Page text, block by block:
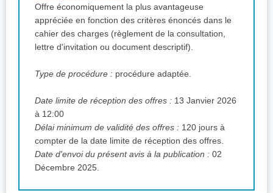
Offre économiquement la plus avantageuse
appréciée en fonction des critères énoncés dans le
cahier des charges (règlement de la consultation,
lettre d'invitation ou document descriptif).
Type de procédure : procédure adaptée.
Date limite de réception des offres : 13 Janvier 2026
à 12:00
Délai minimum de validité des offres : 120 jours à
compter de la date limite de réception des offres.
Date d'envoi du présent avis à la publication : 02
Décembre 2025.